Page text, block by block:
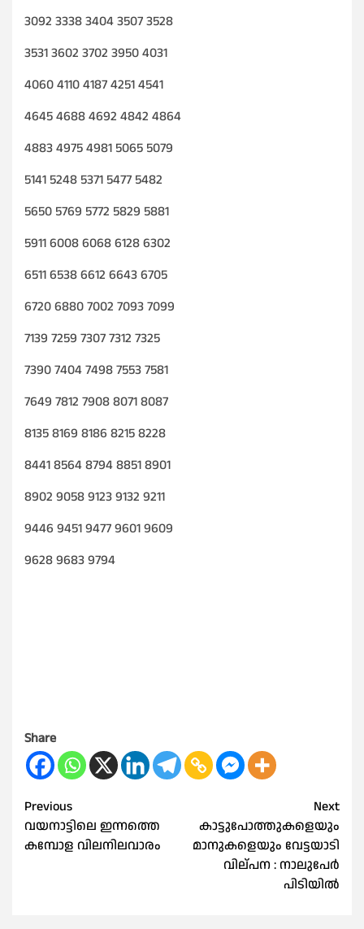
3092 3338 3404 3507 3528
3531 3602 3702 3950 4031
4060 4110 4187 4251 4541
4645 4688 4692 4842 4864
4883 4975 4981 5065 5079
5141 5248 5371 5477 5482
5650 5769 5772 5829 5881
5911 6008 6068 6128 6302
6511 6538 6612 6643 6705
6720 6880 7002 7093 7099
7139 7259 7307 7312 7325
7390 7404 7498 7553 7581
7649 7812 7908 8071 8087
8135 8169 8186 8215 8228
8441 8564 8794 8851 8901
8902 9058 9123 9132 9211
9446 9451 9477 9601 9609
9628 9683 9794
Share
Post
navigation
Previous
വയനാട്ടിലെ ഇന്നത്തെ
കമ്പോള വിലനിലവാരം
Next
കാട്ടുപോത്തുകളെയും
മാനുകളെയും വേട്ടയാടി
വില്പന : നാലുപേർ
പിടിയിൽ